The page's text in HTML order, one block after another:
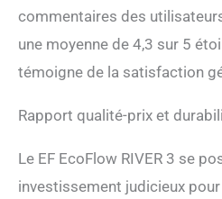
en
les
les
commentaires des
une moyenne de 4,3 sur 5
témoigne de la satisfaction
Rapport qualité-prix et
Le EF EcoFlow RIVER 3 se
investissement judicieux